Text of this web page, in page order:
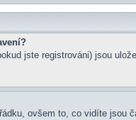
jste registrováni) jsou
ovšem to, co vidíte jsou